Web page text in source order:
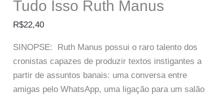
Tudo Isso Ruth Manus
R$22,40
SINOPSE: Ruth Manus possui o raro talento dos
cronistas capazes de produzir textos instigantes a
partir de assuntos banais: uma conversa entre
amigas pelo WhatsApp, uma ligação para um salão